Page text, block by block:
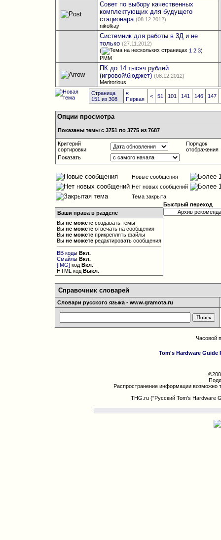
Совет по выбору качественных
комплектующих для будущего
стационара (08.12.2012)
nikolkay
Системник для работы в 3Д и не
только (27.11.2012)
(
1 2 3)
PMM
ПК до 14 тысяч рублей
(игровой\бюджет) (08.12.2012)
Meritorious
Страница
151 из 308
«
Первая
< 51 101 141 146 147
Опции просмотра
Показаны темы с 3751 по 3775 из 7687
Критерий
сортировки
Порядок
отображения
Показать
Новые сообщения
Нет новых сообщений
Тема закрыта
Ваши права в разделе
Выне можете создавать темы
Выне можете отвечать на сообщения
Выне можете прикреплять файлы
Выне можете редактировать сообщения
BB коды Вкл.
Смайлы Вкл.
[IMG] кодВкл.
HTML кодВыкл.
Быстрый переход
Справочник словарей
Словари русского языка - www.gramota.ru
Часовой
Tom's Hardware Guide
Распространение информации возможно
THG.ru ("Русский Tom's Hardware